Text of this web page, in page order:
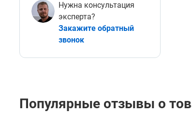
Нужна консультация
эксперта?
Закажите обратный
звонок
Популярные отзывы о